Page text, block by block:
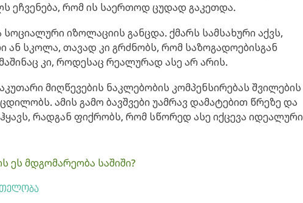
ეჩვენება, რომ ის საერთოდ ცუდად გაკეთდა.
იზოლაციის განცდა. ქმარს სამსახური აქვს,
ან სკოლა, თავად კი გრძნობს, რომ საზოგადოებისგან
კი, როდესაც რეალურად ასე არ არის.
მიღწევების ნაკლებობის კომპენსირებას შვილების
ამის გამო ბავშვები უამრავ დამატებით წრეზე და
რადგან ფიქრობს, რომ სწორედ ასე იქცევა იდეალური
ეს მდგომარეობა საშიში?